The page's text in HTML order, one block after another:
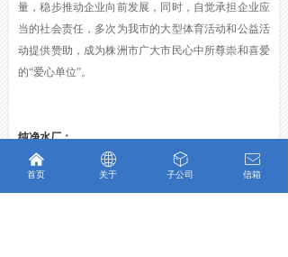
量，稳步推动企业向前发展，同时，自觉承担企业应
当的社会责任，多次为我市的大型体育活动和公益活
动提供赞助，成为株洲市广大市民心中所尊崇和喜爱
的“爱心单位”。
纯净水厂：
地址：株洲市芦淞区体育路15号
电话：0731-22677926
낀
首页
ꄓ
关于
ꁦ
子公司
ꂘ
信箱